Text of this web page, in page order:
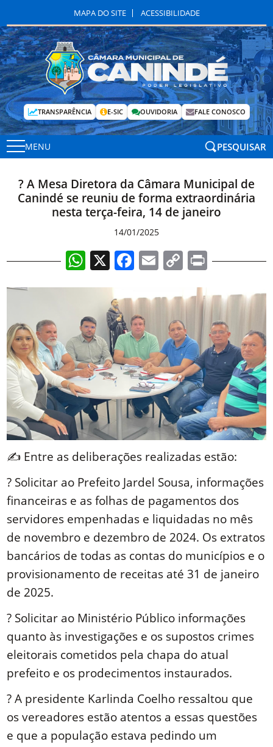
MAPA DO SITE ACESSIBILIDADE
TRANSPARÊNCIA E-SIC OUVIDORIA FALE CONOSCO
MENU PESQUISAR
? A Mesa Diretora da Câmara Municipal de
Canindé se reuniu de forma extraordinária
nesta terça-feira, 14 de janeiro
14/01/2025
WhatsApp
X Facebook
EmailCopyPrint
✍️ Entre as deliberações realizadas estão:
? Solicitar ao Prefeito Jardel Sousa, informações
financeiras e as folhas de pagamentos dos
servidores empenhadas e liquidadas no mês
de novembro e dezembro de 2024. Os extratos
bancários de todas as contas do municípios e o
provisionamento de receitas até 31 de janeiro
de 2025.
? Solicitar ao Ministério Público informações
quanto às investigações e os supostos crimes
eleitorais cometidos pela chapa do atual
prefeito e os prodecimentos instaurados.
?️ A presidente Karlinda Coelho ressaltou que
os vereadores estão atentos a essas questões
e que a população estava pedindo um